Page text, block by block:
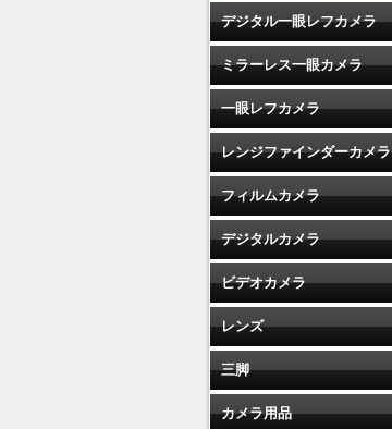
デジタル一眼レフカメラ
ミラーレス一眼カメラ
一眼レフカメラ
レンジファインダーカメラ
フィルムカメラ
デジタルカメラ
ビデオカメラ
レンズ
三脚
カメラ用品